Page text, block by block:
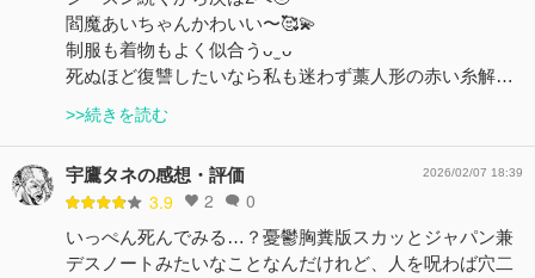
閻魔あいちゃんかわいい〜🥰💫
制服も着物もよく似合うᴗ ̫ ᴗ
死ぬほど復讐したいなら私も迷わず藁人形の赤い糸解…
>>続きを読む
宇鷹タネの感想・評価
3.9 2 0
2026/02/07 18:39
いっぺん死んでみる…？憂鬱胸糞版スカッとジャパン兼
デスノートみたいなことなんだけれど、人を呪わば穴二